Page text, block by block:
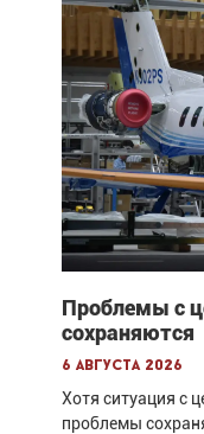
Проблемы с
сохраняются
6 августа 2026
Хотя ситуация с
проблемы